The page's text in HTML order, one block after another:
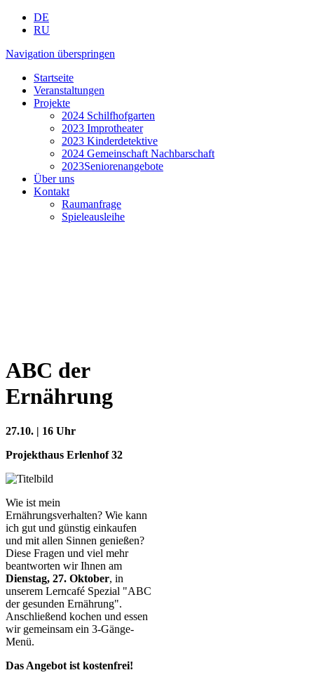
DE
RU
Navigation überspringen
Startseite
Veranstaltungen
Projekte
2024 Schilfhofgarten
2023 Improtheater
2023 Kinderdetektive
2024 Gemeinschaft Nachbarschaft
2023Seniorenangebote
Über uns
Kontakt
Raumanfrage
Spieleausleihe
ABC der
Ernährung
27.10. | 16 Uhr
Projekthaus Erlenhof 32
Wie ist mein
Ernährungsverhalten? Wie kann
ich gut und günstig einkaufen
und mit allen Sinnen genießen?
Diese Fragen und viel mehr
beantworten wir Ihnen am
Dienstag, 27. Oktober, in
unserem Lerncafé Spezial "ABC
der gesunden Ernährung".
Anschließend kochen und essen
wir gemeinsam ein 3-Gänge-
Menü.
Das Angebot ist kostenfrei!